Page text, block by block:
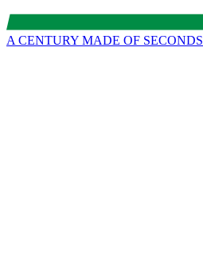
A CENTURY MADE OF SECONDS